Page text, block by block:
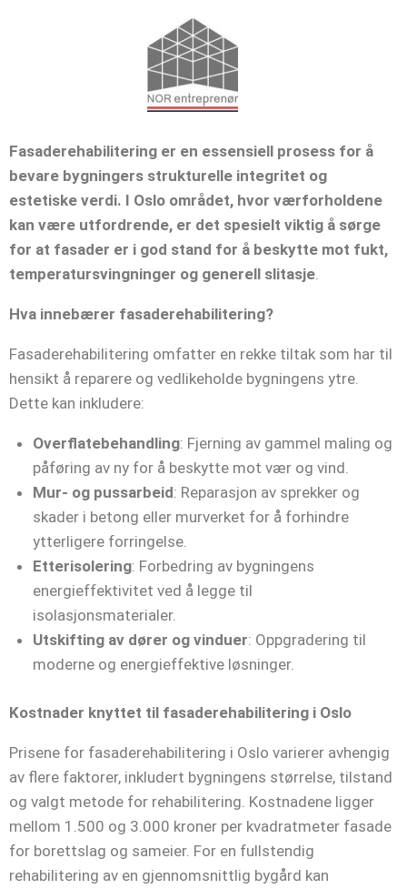
Fasaderehabilitering er en essensiell prosess for å
bevare bygningers strukturelle integritet og
estetiske verdi. I Oslo området, hvor værforholdene
kan være utfordrende, er det spesielt viktig å sørge
for at fasader er i god stand for å beskytte mot fukt,
temperatursvingninger og generell slitasje.​
Hva innebærer fasaderehabilitering?
Fasaderehabilitering omfatter en rekke tiltak som har til
hensikt å reparere og vedlikeholde bygningens ytre.
Dette kan inkludere:​
Overflatebehandling: Fjerning av gammel maling og
påføring av ny for å beskytte mot vær og vind.​
Mur- og pussarbeid: Reparasjon av sprekker og
skader i betong eller murverket for å forhindre
ytterligere forringelse.​
Etterisolering: Forbedring av bygningens
energieffektivitet ved å legge til
isolasjonsmaterialer.​
Utskifting av dører og vinduer: Oppgradering til
moderne og energieffektive løsninger.​
Kostnader knyttet til fasaderehabilitering i Oslo
Prisene for fasaderehabilitering i Oslo varierer avhengig
av flere faktorer, inkludert bygningens størrelse, tilstand
og valgt metode for rehabilitering. Kostnadene ligger
mellom 1.500 og 3.000 kroner per kvadratmeter fasade
for borettslag og sameier. For en fullstendig
rehabilitering av en gjennomsnittlig bygård kan